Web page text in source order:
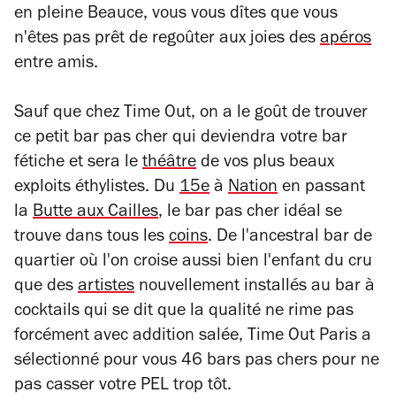
en pleine Beauce, vous vous dîtes que vous
n'êtes pas prêt de regoûter aux joies des apéros
entre amis.
Sauf que chez Time Out, on a le goût de trouver
ce petit bar pas cher qui deviendra votre bar
fétiche et sera le théâtre de vos plus beaux
exploits éthylistes. Du 15e à Nation en passant
la Butte aux Cailles, le bar pas cher idéal se
trouve dans tous les coins. De l'ancestral bar de
quartier où l'on croise aussi bien l'enfant du cru
que des artistes nouvellement installés au bar à
cocktails qui se dit que la qualité ne rime pas
forcément avec addition salée, Time Out Paris a
sélectionné pour vous 46 bars pas chers pour ne
pas casser votre PEL trop tôt.